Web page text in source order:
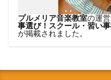
プルメリア音楽教室の運
事選び！スクール・習い
が掲載されました。